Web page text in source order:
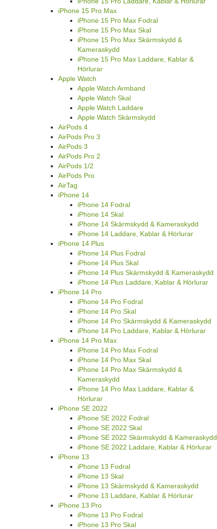
iPhone 15 Pro Max
iPhone 15 Pro Max Fodral
iPhone 15 Pro Max Skal
iPhone 15 Pro Max Skärmskydd &
Kameraskydd
iPhone 15 Pro Max Laddare, Kablar &
Hörlurar
Apple Watch
Apple Watch Armband
Apple Watch Skal
Apple Watch Laddare
Apple Watch Skärmskydd
AirPods 4
AirPods Pro 3
AirPods 3
AirPods Pro 2
AirPods 1/2
AirPods Pro
AirTag
iPhone 14
iPhone 14 Fodral
iPhone 14 Skal
iPhone 14 Skärmskydd & Kameraskydd
iPhone 14 Laddare, Kablar & Hörlurar
iPhone 14 Plus
iPhone 14 Plus Fodral
iPhone 14 Plus Skal
iPhone 14 Plus Skärmskydd & Kameraskydd
iPhone 14 Plus Laddare, Kablar & Hörlurar
iPhone 14 Pro
iPhone 14 Pro Fodral
iPhone 14 Pro Skal
iPhone 14 Pro Skärmskydd & Kameraskydd
iPhone 14 Pro Laddare, Kablar & Hörlurar
iPhone 14 Pro Max
iPhone 14 Pro Max Fodral
iPhone 14 Pro Max Skal
iPhone 14 Pro Max Skärmskydd &
Kameraskydd
iPhone 14 Pro Max Laddare, Kablar &
Hörlurar
iPhone SE 2022
iPhone SE 2022 Fodral
iPhone SE 2022 Skal
iPhone SE 2022 Skärmskydd & Kameraskydd
iPhone SE 2022 Laddare, Kablar & Hörlurar
iPhone 13
iPhone 13 Fodral
iPhone 13 Skal
iPhone 13 Skärmskydd & Kameraskydd
iPhone 13 Laddare, Kablar & Hörlurar
iPhone 13 Pro
iPhone 13 Pro Fodral
iPhone 13 Pro Skal